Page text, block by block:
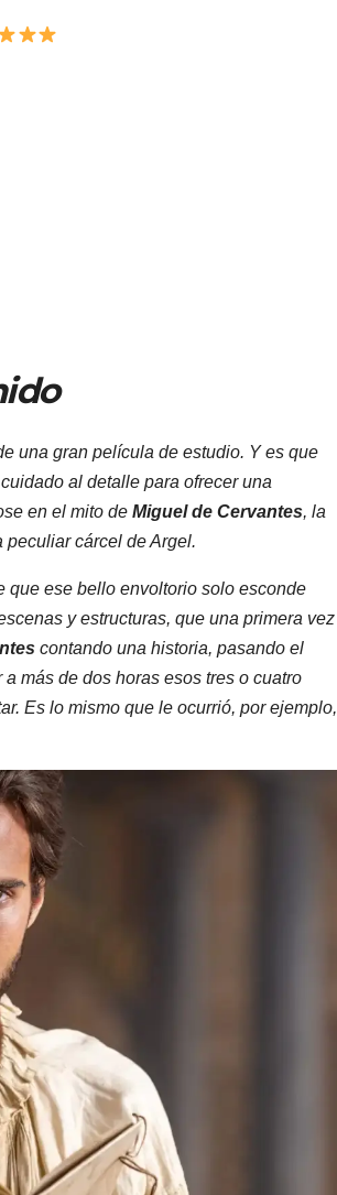
una gran película de estudio. Y es que
al detalle para ofrecer una
en el mito de Miguel de Cervantes, la
cárcel de Argel.
que ese bello envoltorio solo esconde
y estructuras, que una primera vez
contando una historia, pasando el
más de dos horas esos tres o cuatro
Es lo mismo que le ocurrió, por ejemplo,